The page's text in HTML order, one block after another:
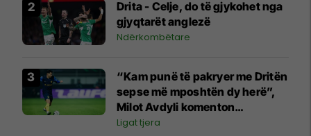
Drita - Celje, do të gjykohet nga
gjyqtarët anglezë
Ndërkombëtare
“Kam punë të pakryer me Dritën
sepse më mposhtën dy herë”,
Milot Avdyli komenton
përballjen ndaj “Intelektualëve”
Ligat tjera